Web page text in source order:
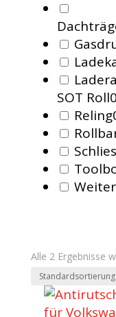
SOT Roll0
Reling
Alle 2 Ergebnisse